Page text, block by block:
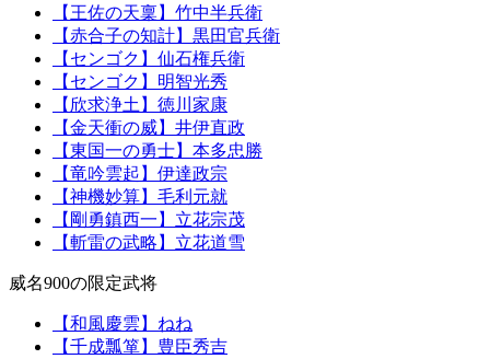
【王佐の天稟】竹中半兵衛
【赤合子の知計】黒田官兵衛
【センゴク】仙石権兵衛
【センゴク】明智光秀
【欣求浄土】徳川家康
【金天衝の威】井伊直政
【東国一の勇士】本多忠勝
【竜吟雲起】伊達政宗
【神機妙算】毛利元就
【剛勇鎮西一】立花宗茂
【斬雷の武略】立花道雪
威名900の限定武将
【和風慶雲】ねね
【千成瓢箪】豊臣秀吉